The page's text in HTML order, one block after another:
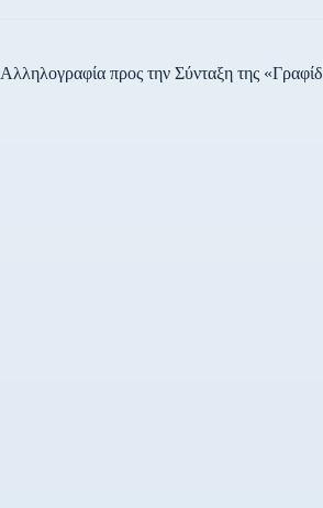
Αλληλογραφία προς την Σύνταξη της